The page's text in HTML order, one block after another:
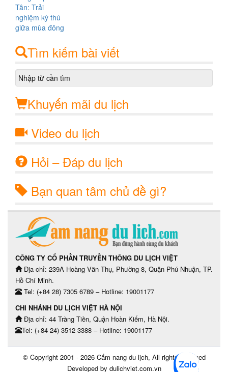
Tìm kiếm bài viết
Khuyến mãi du lịch
Video du lịch
Hỏi – Đáp du lịch
Bạn quan tâm chủ đề gì?
CÔNG TY CỔ PHẦN TRUYỀN THÔNG DU LỊCH VIỆT
Địa chỉ: 239A Hoàng Văn Thụ, Phường 8, Quận Phú Nhuận, TP.
Hồ Chí Minh.
Tel: (+84 28) 7305 6789 – Hotline: 19001177
CHI NHÁNH DU LỊCH VIỆT HÀ NỘI
Địa chỉ: 44 Tràng Tiền, Quận Hoàn Kiếm, Hà Nội.
Tel: (+84 24) 3512 3388 – Hotline: 19001177
© Copyright 2001 - 2026 Cẩm nang du lịch, All rights reserved
Developed by dulichviet.com.vn